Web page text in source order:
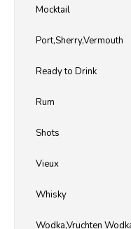
Mocktail
Port,Sherry,Vermouth
Ready to Drink
Rum
Shots
Vieux
Whisky
Wodka,Vruchten